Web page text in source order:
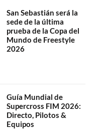
San Sebastián será la
sede de la última
prueba de la Copa del
Mundo de Freestyle
2026
Guía Mundial de
Supercross FIM 2026:
Directo, Pilotos &
Equipos